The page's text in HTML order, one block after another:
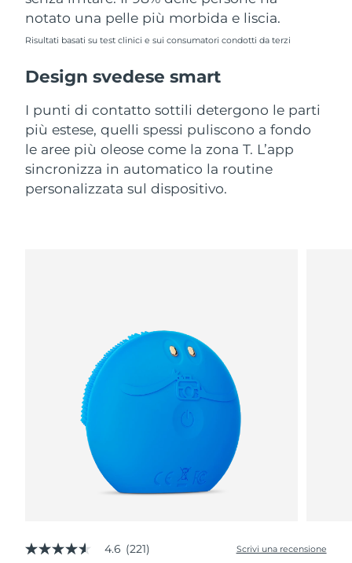
notato una pelle più morbida e liscia.
Risultati basati su test clinici e sui consumatori condotti da terzi
Design svedese smart
I punti di contatto sottili detergono le parti
più estese, quelli spessi puliscono a fondo
le aree più oleose come la zona T. L’app
sincronizza in automatico la routine
personalizzata sul dispositivo.
4.6
4.6 (221) Scrivi una recensione